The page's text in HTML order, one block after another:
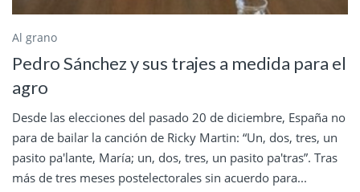
Al grano
Pedro Sánchez y sus trajes a medida para el
agro
Desde las elecciones del pasado 20 de diciembre, España no
para de bailar la canción de Ricky Martin: “Un, dos, tres, un
pasito pa'lante, María; un, dos, tres, un pasito pa'tras”. Tras
más de tres meses postelectorales sin acuerdo para...